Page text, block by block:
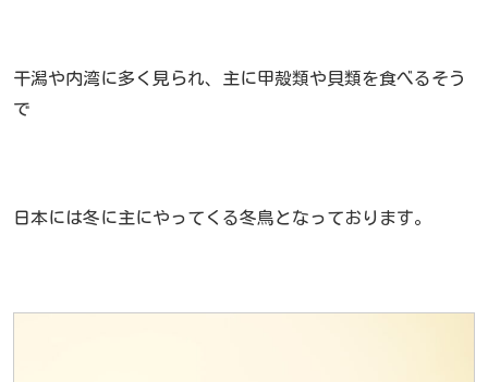
干潟や内湾に多く見られ、主に甲殻類や貝類を食べるそう
で
日本には冬に主にやってくる冬鳥となっております。